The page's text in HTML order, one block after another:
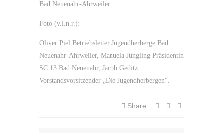
Bad Neuenahr-Ahrweiler.
Foto (v.l.n.r.):
Oliver Piel Betriebsleiter Jugendherberge Bad
Neuenahr-Ahrweiler, Manuela Jüngling Präsidentin
SC 13 Bad Neuenahr, Jacob Geditz
Vorstandsvorsitzender „Die Jugendherbergen“.
Share: